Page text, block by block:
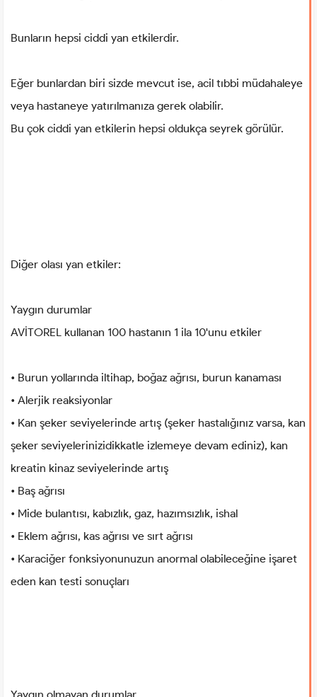
Bunların hepsi ciddi yan etkilerdir.
Eğer bunlardan biri sizde mevcut ise, acil tıbbi müdahaleye
veya hastaneye yatırılmanıza gerek olabilir.
Bu çok ciddi yan etkilerin hepsi oldukça seyrek görülür.
Diğer olası yan etkiler:
Yaygın durumlar
AVİTOREL kullanan 100 hastanın 1 ila 10'unu etkiler
• Burun yollarında iltihap, boğaz ağrısı, burun kanaması
• Alerjik reaksiyonlar
• Kan şeker seviyelerinde artış (şeker hastalığınız varsa, kan
şeker seviyelerinizidikkatle izlemeye devam ediniz), kan
kreatin kinaz seviyelerinde artış
• Baş ağrısı
• Mide bulantısı, kabızlık, gaz, hazımsızlık, ishal
• Eklem ağrısı, kas ağrısı ve sırt ağrısı
• Karaciğer fonksiyonunuzun anormal olabileceğine işaret
eden kan testi sonuçları